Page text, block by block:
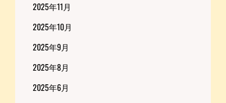
2025年11月
2025年10月
2025年9月
2025年8月
2025年6月